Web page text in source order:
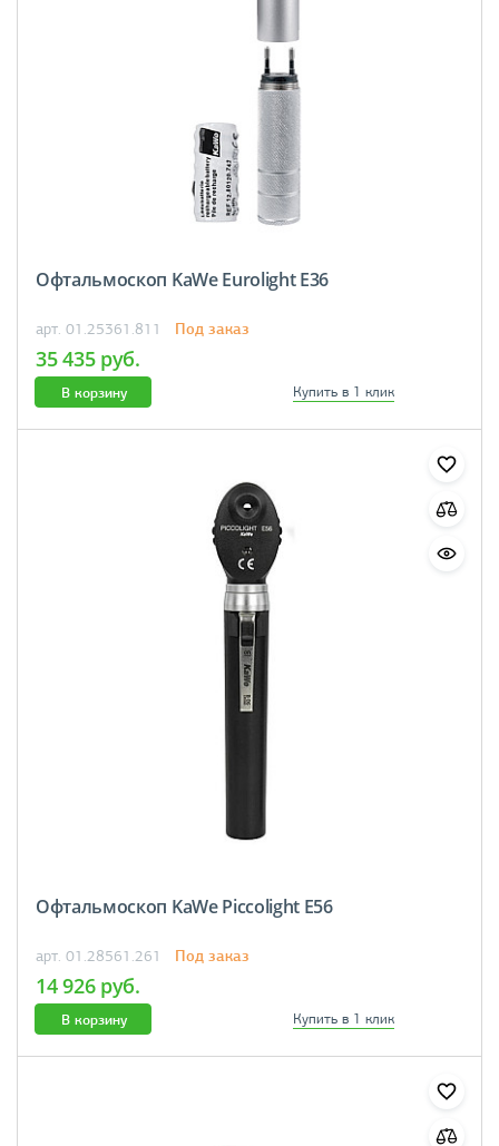
Офтальмоскоп KaWe Eurolight E36
арт. 01.25361.811 Под заказ
35 435 руб.
В корзину Купить в 1 клик
Офтальмоскоп KaWe Piccolight E56
арт. 01.28561.261 Под заказ
14 926 руб.
В корзину Купить в 1 клик